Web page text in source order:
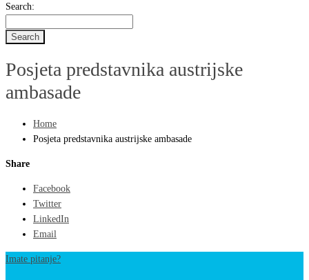
for:
Search
Search:
Posjeta predstavnika austrijske
ambasade
Home
Posjeta predstavnika austrijske ambasade
Share
Facebook
Twitter
LinkedIn
Email
Imate pitanje?